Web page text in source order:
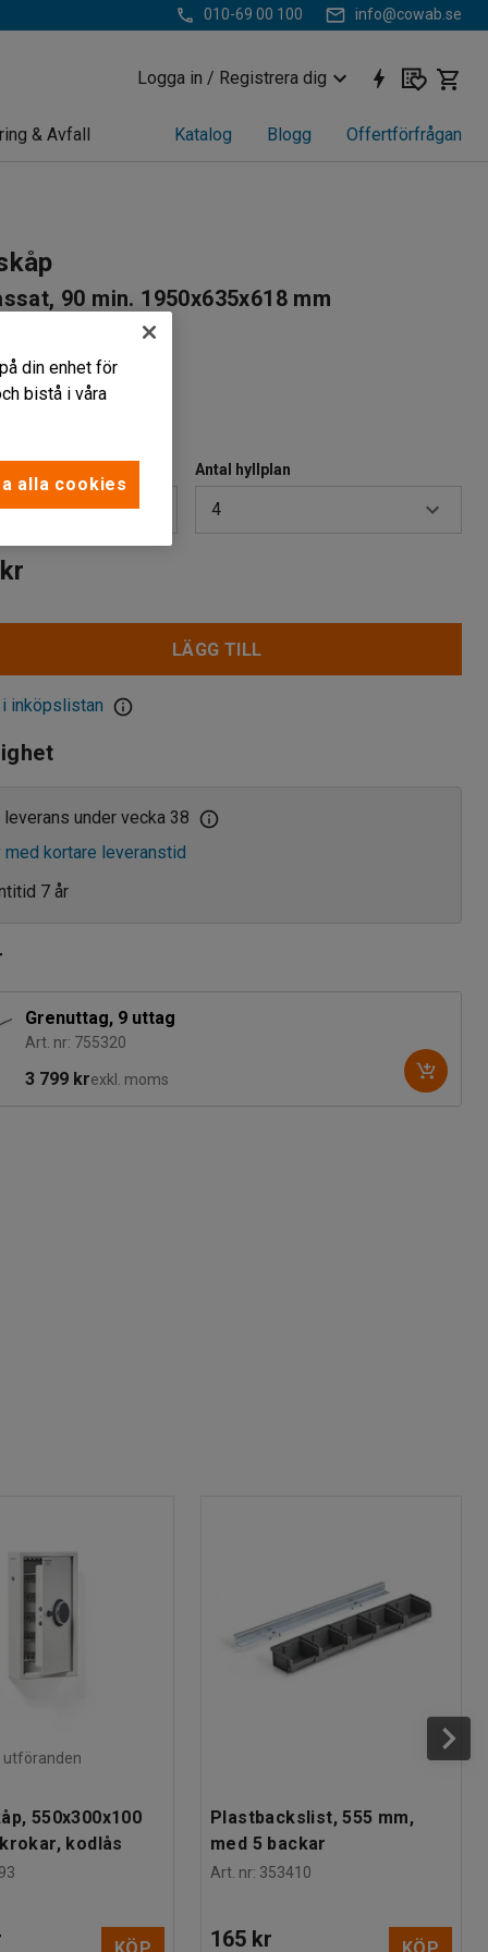
010-69 00 100 info@cowab.se
Logga in / Registrera dig
& Avfall Katalog Blogg Offertförfrågan
90 min. 1950x635x618 mm
brandmotstånd
rökdetektor
Antal hyllplan
4
LÄGG TILL
inköpslistan
leverans under vecka 38
med kortare leveranstid
7 år
Grenuttag, 9 uttag
Art. nr: 755320
3 799 krexkl. moms
utföranden
550x300x100
kodlås
Plastbackslist, 555 mm,
med 5 backar
Art. nr: 353410
165 kr
din enhet för
bistå i våra
alla cookies